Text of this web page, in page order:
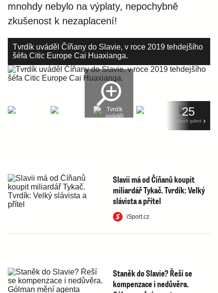
mnohdy nebylo na výplaty, nepochybně
zkušenost k nezaplacení!
Tvrdík uváděl Číňany do Slavie, v roce 2019 tehdejšího
šéfa Citic Europe Cai Huaxianga.
25
zobrazit galerii
Slavii má od Číňanů koupit
miliardář Tykač. Tvrdík: Velký
slávista a přítel
iSport.cz
Staněk do Slavie? Řeší se
kompenzace i nedůvěra.